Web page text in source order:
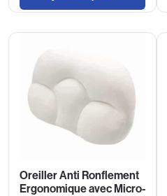
Oreiller Anti Ronflement
Ergonomique avec Micro-